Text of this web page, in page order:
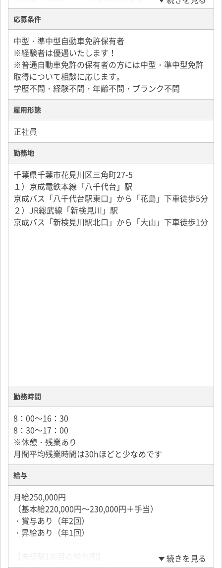
積み下ろしは、内勤の方がそれぞれキャスター付きの
台車に乗せてくれているので、それをトラックに乗せ
ます。
パワーゲート付きなので体力は使いません。
配送先はエリア制を設けており、車で1時間圏内がほと
んどです。
配達エリア：1都3県
件数約7～12件/日 ※曜日により前後します
【配送スケジュール】
・08：00～出社→配送品積み込み
⇒配送品は順番に並べられているので
あまり時間はかかりません。
・08：30～配送出発
お客様都合により待機時間も少しあります。
応募条件
中型・準中型自動車免許保有者
※経験者は優遇いたします！
※普通自動車免許の保有者の方には中型・準中型免許
取得について相談に応じます。
学歴不問・経験不問・年齢不問・ブランク不問
雇用形態
正社員
勤務地
千葉県千葉市花見川区三角町27-5
１）京成電鉄本線「八千代台」駅
京成バス「八千代台駅東口」から「花島」下車徒歩5分
２）JR総武線「新検見川」駅
京成バス「新検見川駅北口」から「大山」下車徒歩1分
勤務時間
8：00～16：30
8：30～17：00
※休憩・残業あり
月間平均残業時間は30hほどと少なめです
給与
月給250,000円
（基本給220,000円～230,000円＋手当）
・賞与あり（年2回）
・昇給あり（年1回）
続きを見る